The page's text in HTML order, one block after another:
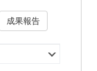
成果報告